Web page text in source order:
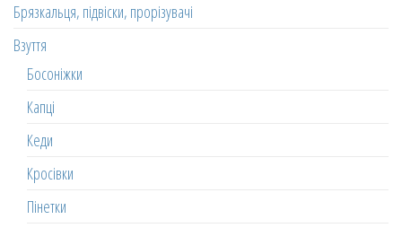
Брязкальця, підвіски, прорізувачі
Взуття
Босоніжки
Капці
Кеди
Кросівки
Пінетки